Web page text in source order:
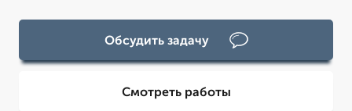
Обсудить задачу
Смотреть работы